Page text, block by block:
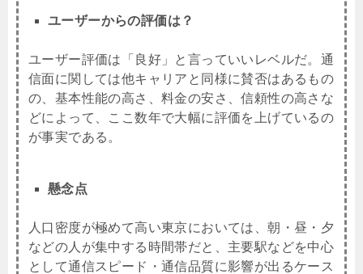
ユーザーからの評価は？
ユーザー評価は「良好」と言っていいレベルだ。通
信面に関しては他キャリアと同様に賛否はあるもの
の、基本性能の高さ、料金の安さ、信頼性の高さな
どによって、ここ数年で大幅に評価を上げているの
が事実である。
懸念点
人口密度が極めて高い東京においては、朝・昼・夕
などの人が集中する時間帯だと、主要駅などを中心
として通信スピード・通信品質に影響が出るケース